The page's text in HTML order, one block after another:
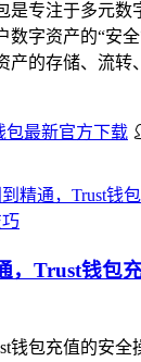
是专注于多元数
数字资产的“安
产的存储、流转
包最新官方下载
，Trust钱包
钱包充值的安全